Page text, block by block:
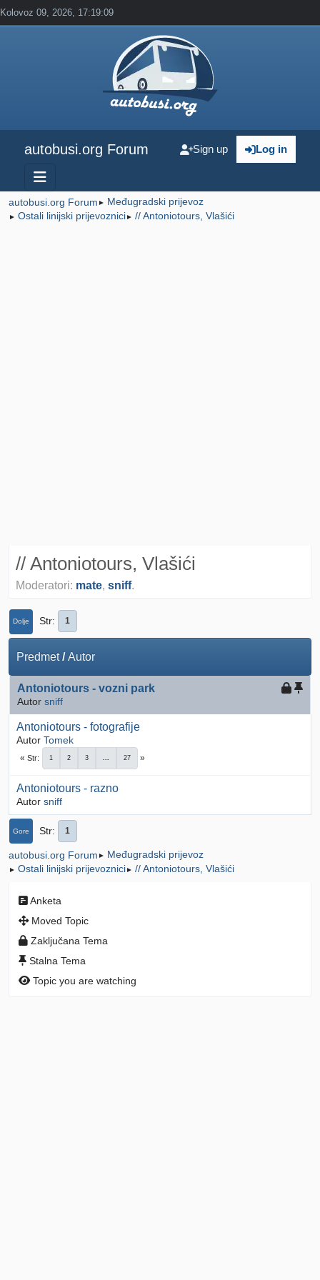
Kolovoz 09, 2026, 17:19:09
autobusi.org Forum Log in
Sign up
autobusi.org Forum ► Međugradski prijevoz
► Ostali linijski prijevoznici► // Antoniotours, Vlašići
// Antoniotours, Vlašići
Moderatori: mate, sniff.
Dolje Str 1
Predmet/Autor
Antoniotours - vozni park
Autor sniff
Antoniotours - fotografije
Autor Tomek
Str 1 2 3 ... 27
Antoniotours - razno
Autor sniff
Gore Str 1
autobusi.org Forum ► Međugradski prijevoz
► Ostali linijski prijevoznici► // Antoniotours, Vlašići
Anketa
Moved Topic
Zaključana Tema
Stalna Tema
Topic you are watching